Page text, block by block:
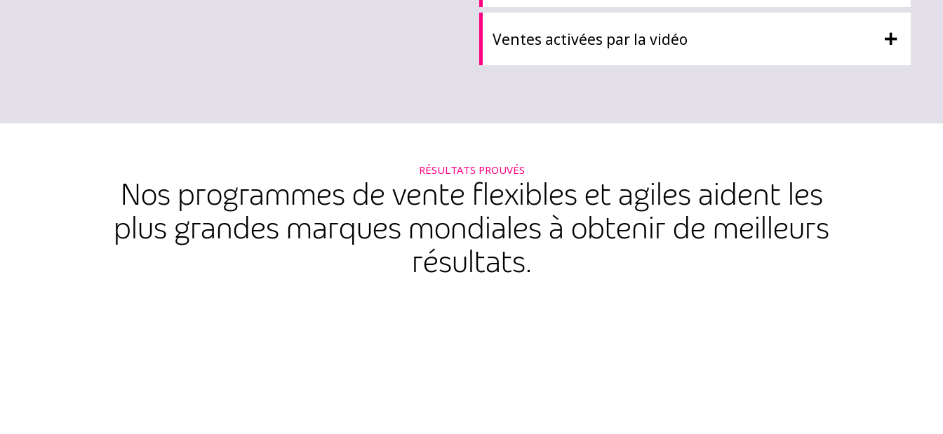
Ventes activées par la vidéo +
RÉSULTATS PROUVÉS
Nos programmes de vente flexibles et agiles aident les
plus grandes marques mondiales à obtenir de meilleurs
résultats.